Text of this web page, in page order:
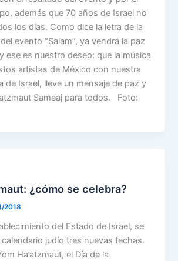
además que 70 años de Israel no
los días. Como dice la letra de la
evento “Salam”, ya vendrá la paz
ese es nuestro deseo: que la música
artistas de México con nuestra
de Israel, lleve un mensaje de paz y
Sameaj para todos. Foto:
¿cómo se celebra?
2018
del Estado de Israel, se
judío tres nuevas fechas.
Ha’atzmaut, el Día de la